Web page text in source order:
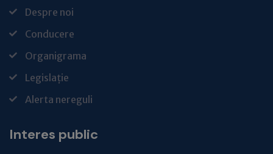
Despre noi
Conducere
Organigrama
Legislație
Alerta nereguli
Interes public